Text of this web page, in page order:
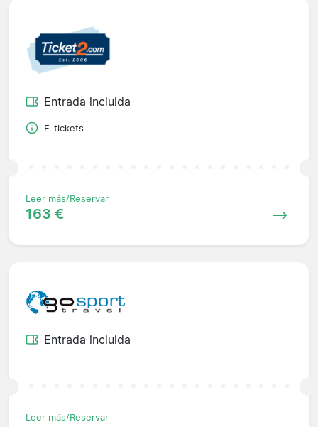
Entrada incluida
E-tickets
Leer más/Reservar
163 €
Entrada incluida
Leer más/Reservar